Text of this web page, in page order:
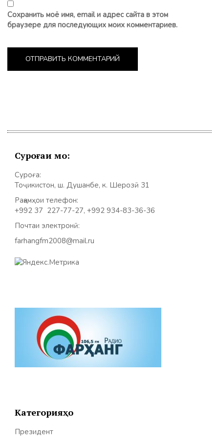
Сохранить моё имя, email и адрес сайта в этом
браузере для последующих моих комментариев.
Суроғаи мо:
Суроға:
Тоҷикистон, ш. Душанбе, к. Шерозӣ 31
Рақамҳои телефон:
+992 37 227-77-27, +992 934-83-36-36
Почтаи электронӣ:
farhangfm2008@mail.ru
Категорияҳо
Президент